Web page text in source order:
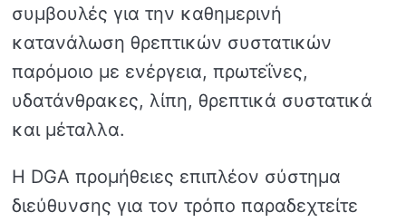
συμβουλές για την καθημερινή
κατανάλωση θρεπτικών συστατικών
παρόμοιο με ενέργεια, πρωτεΐνες,
υδατάνθρακες, λίπη, θρεπτικά συστατικά
και μέταλλα.
Η DGA προμήθειες επιπλέον σύστημα
διεύθυνσης για τον τρόπο παραδεχτείτε